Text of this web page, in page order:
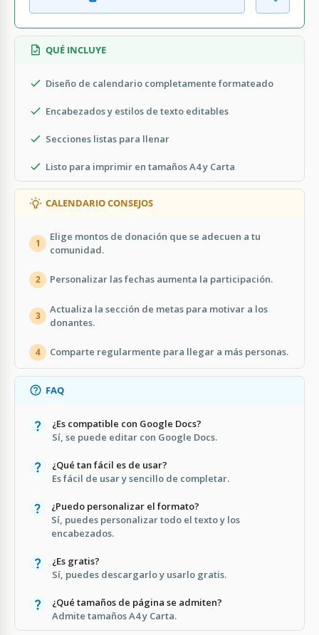
QUÉ INCLUYE
Diseño de calendario completamente formateado
Encabezados y estilos de texto editables
Secciones listas para llenar
Listo para imprimir en tamaños A4 y Carta
CALENDARIO CONSEJOS
1
Elige montos de donación que se adecuen a tu
comunidad.
2 Personalizar las fechas aumenta la participación.
3
Actualiza la sección de metas para motivar a los
donantes.
4 Comparte regularmente para llegar a más personas.
FAQ
¿Es compatible con Google Docs?
Sí, se puede editar con Google Docs.
¿Qué tan fácil es de usar?
Es fácil de usar y sencillo de completar.
¿Puedo personalizar el formato?
Sí, puedes personalizar todo el texto y los
encabezados.
¿Es gratis?
Sí, puedes descargarlo y usarlo gratis.
¿Qué tamaños de página se admiten?
Admite tamaños A4 y Carta.